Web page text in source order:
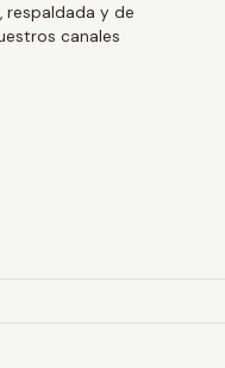
respaldada y de
canales